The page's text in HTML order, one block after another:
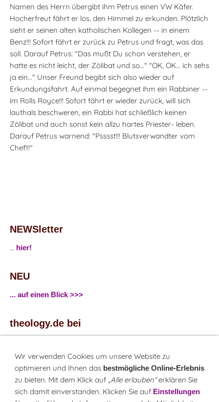
Namen des Herrn übergibt ihm Petrus einen VW Käfer.
Hocherfreut fährt er los, den Himmel zu erkunden. Plötzlich
sieht er seinen alten katholischen Kollegen -- in einem
Benz!!! Sofort fährt er zurück zu Petrus und fragt, was das
soll. Darauf Petrus: "Das mußt Du schon verstehen, er
hatte es nicht leicht, der Zölibat und so..." "OK, OK... ich sehs
ja ein..." Unser Freund begibt sich also wieder auf
Erkundungsfahrt. Auf einmal begegnet ihm ein Rabbiner --
im Rolls Royce!!! Sofort fährt er wieder zurück, will sich
lauthals beschweren, ein Rabbi hat schließlich keinen
Zölibat und auch sonst kein allzu hartes Priester- leben.
Darauf Petrus warnend: "Psssst!!! Blutsverwandter vom
Chef!!!"
NEWSletter
... hier!
NEU
... auf einen Blick >>>
theology.de bei
...Twitter
Monatsrätsel
Rätseln & Gewinnen!
Wir verwenden Cookies um unsere Website zu
optimieren und Ihnen das bestmögliche Online-Erlebnis
zu bieten. Mit dem Klick auf „Alle erlauben“erklären Sie
sich damit einverstanden. Klicken Sie auf Einstellungen